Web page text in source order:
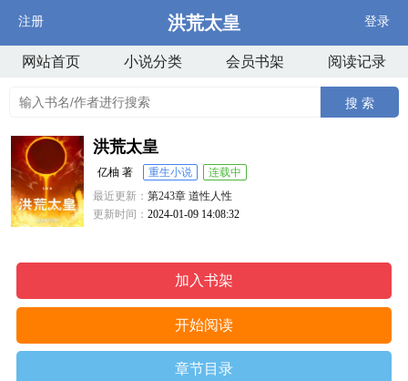
注册 洪荒太皇 登录
网站首页 小说分类 会员书架 阅读记录
搜 索
洪荒太皇
亿柚 著 重生小说
连载中
最近更新：第243章 道性人性
更新时间：2024-01-09 14:08:32
加入书架
开始阅读
章节目录